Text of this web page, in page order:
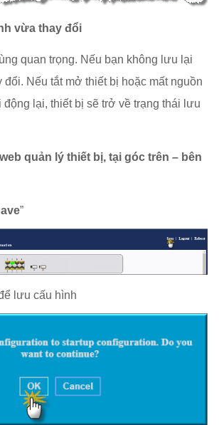
vừa thay đổi
quan trọng. Nếu bạn không lưu lại
Nếu tắt mở thiết bị hoặc mất nguồn
lại, thiết bị sẽ trở về trạng thái lưu
quản lý thiết bị, tại góc trên – bên
”
lưu cấu hình